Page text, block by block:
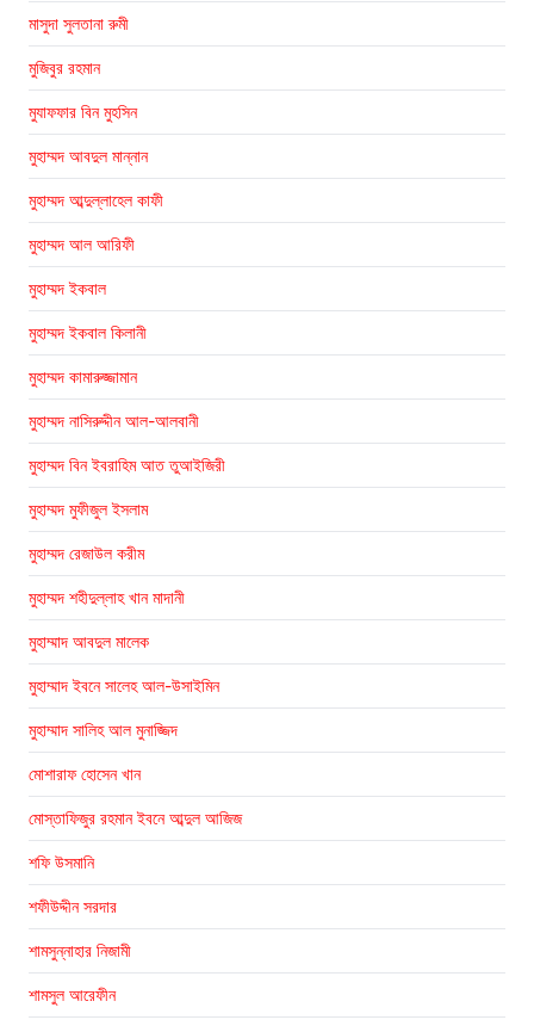
মাসুদা সুলতানা রুমী
মুজিবুর রহমান
মুযাফফার বিন মুহসিন
মুহাম্মদ আবদুল মান্নান
মুহাম্মদ আব্দুল্লাহেল কাফী
মুহাম্মদ আল আরিফী
মুহাম্মদ ইকবাল
মুহাম্মদ ইকবাল কিলানী
মুহাম্মদ কামারুজ্জামান
মুহাম্মদ নাসিরুদ্দীন আল-আলবানী
মুহাম্মদ বিন ইবরাহিম আত তুআইজিরী
মুহাম্মদ মুফীজুল ইসলাম
মুহাম্মদ রেজাউল করীম
মুহাম্মদ শহীদুল্লাহ খান মাদানী
মুহাম্মাদ আবদুল মালেক
মুহাম্মাদ ইবনে সালেহ আল-উসাইমিন
মুহাম্মাদ সালিহ আল মুনাজ্জিদ
মোশারাফ হোসেন খান
মোস্তাফিজুর রহমান ইবনে আব্দুল আজিজ
শফি উসমানি
শফীউদ্দীন সরদার
শামসুন্নাহার নিজামী
শামসুল আরেফীন